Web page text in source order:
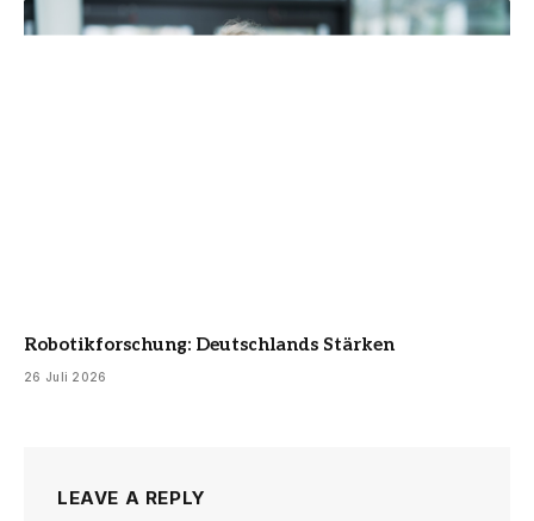
Robotikforschung: Deutschlands Stärken
26 Juli 2026
LEAVE A REPLY